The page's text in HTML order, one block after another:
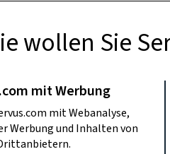
aus dem
wollen Sie
mit Werbung
mit Webanalyse,
Werbung und Inhalten von